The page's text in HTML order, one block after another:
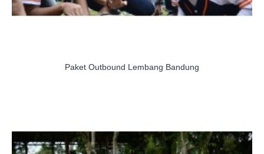
Paket Outbound Lembang Bandung